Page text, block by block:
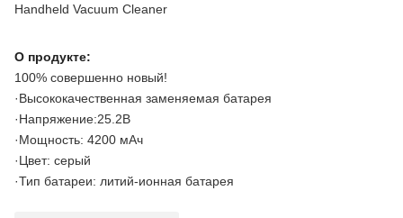
Handheld Vacuum Cleaner
О продукте:
100% совершенно новый!
·Высококачественная заменяемая батарея
·Напряжение:25.2В
·Мощность: 4200 мАч
·Цвет: серый
·Тип батареи: литий-ионная батарея